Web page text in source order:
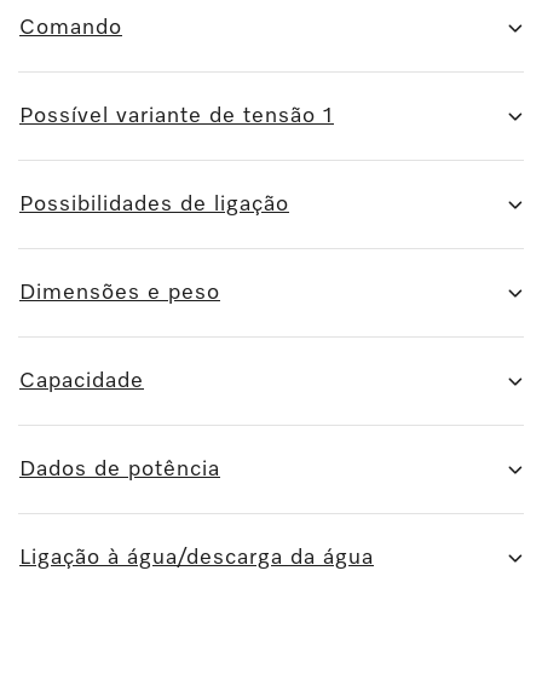
Comando
Possível variante de tensão 1
Possibilidades de ligação
Dimensões e peso
Capacidade
Dados de potência
Ligação à água/descarga da água